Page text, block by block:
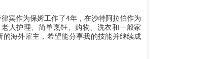
宾作为保姆工作了4年，在沙特阿拉伯作为
人护理、简单烹饪、购物、洗衣和一般家
海外雇主，希望能分享我的技能并继续成